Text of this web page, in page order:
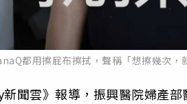
都用擦屁布擦拭，聲稱「想擦幾次，
聞雲》報導，振興醫院婦產